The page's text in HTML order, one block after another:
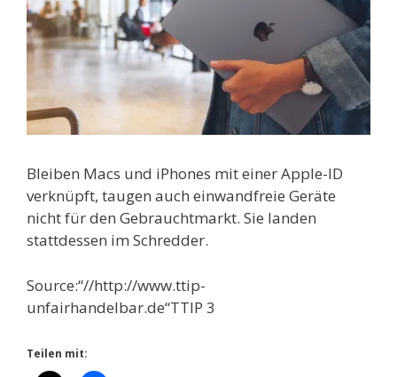
Bleiben Macs und iPhones mit einer Apple-ID
verknüpft, taugen auch einwandfreie Geräte
nicht für den Gebrauchtmarkt. Sie landen
stattdessen im Schredder.
Source:“//http://www.ttip-
unfairhandelbar.de“TTIP 3
Teilen mit: